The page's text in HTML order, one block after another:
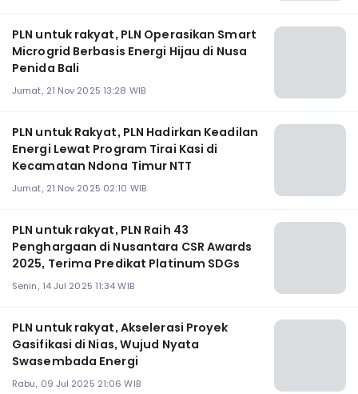
PLN untuk rakyat, PLN Operasikan Smart
Microgrid Berbasis Energi Hijau di Nusa
Penida Bali
Jumat, 21 Nov 2025 13:28 WIB
PLN untuk Rakyat, PLN Hadirkan Keadilan
Energi Lewat Program Tirai Kasi di
Kecamatan Ndona Timur NTT
Jumat, 21 Nov 2025 02:10 WIB
PLN untuk rakyat, PLN Raih 43
Penghargaan di Nusantara CSR Awards
2025, Terima Predikat Platinum SDGs
Senin, 14 Jul 2025 11:34 WIB
PLN untuk rakyat, Akselerasi Proyek
Gasifikasi di Nias, Wujud Nyata
Swasembada Energi
Rabu, 09 Jul 2025 21:06 WIB